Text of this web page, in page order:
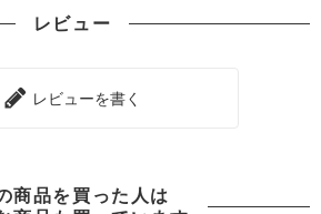
レビュー
レビューを書く
商品を買った人は